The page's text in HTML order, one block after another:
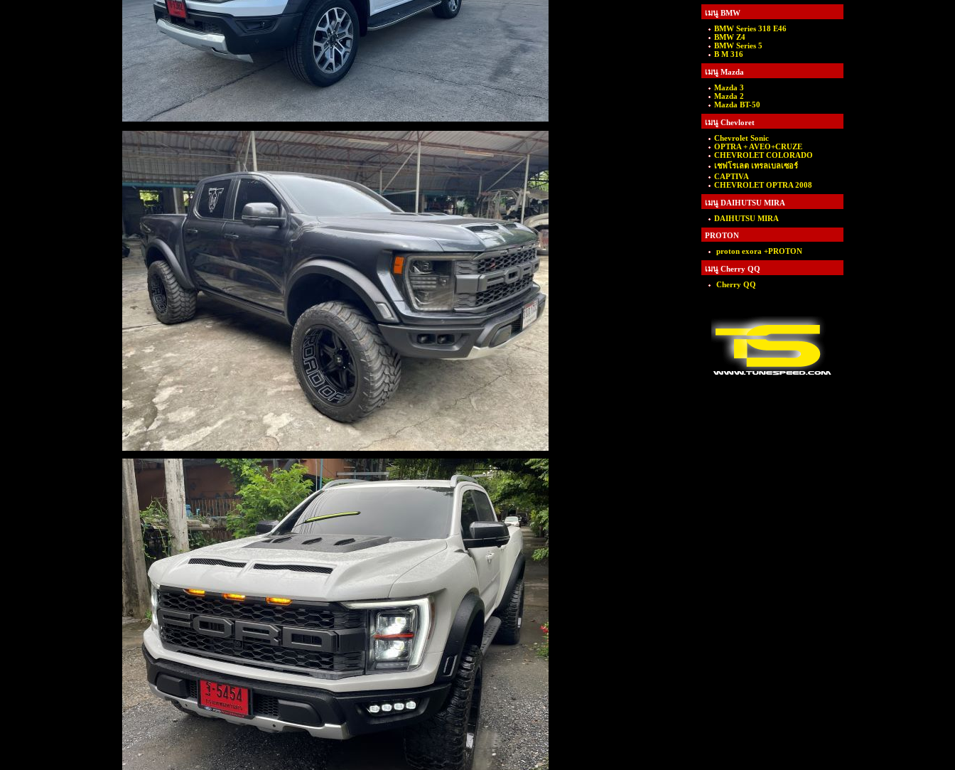
เมนู BMW
BMW Series 318 E46
BMW Z4
BMW Series 5
B M 316
เมนู Mazda
Mazda 3
Mazda 2
Mazda BT-50
เมนู Chevloret
Chevrolet Sonic
OPTRA + AVEO+CRUZE
CHEVROLET COLORADO
เชฟโรเลต เทรลเบลเซอร์
CAPTIVA
CHEVROLET OPTRA 2008
เมนู DAIHUTSU MIRA
DAIHUTSU MIRA
PROTON
proton exora +PROTON
เมนู Cherry QQ
Cherry QQ